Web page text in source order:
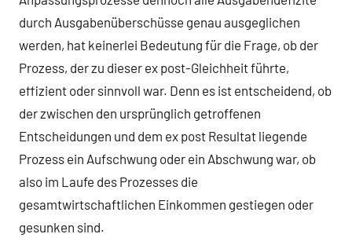
durch Ausgabenüberschüsse genau ausgeglichen
werden, hat keinerlei Bedeutung für die Frage, ob der
Prozess, der zu dieser ex post-Gleichheit führte,
effizient oder sinnvoll war. Denn es ist entscheidend, ob
der zwischen den ursprünglich getroffenen
Entscheidungen und dem ex post Resultat liegende
Prozess ein Aufschwung oder ein Abschwung war, ob
also im Laufe des Prozesses die
gesamtwirtschaftlichen Einkommen gestiegen oder
gesunken sind.